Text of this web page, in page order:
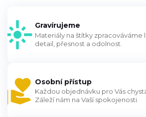
Gravírujeme
Materiály na štítky zpracováváme
detail, přesnost a odolnost.
Osobní přístup
Každou objednávku pro Vás
Záleží nám na Vaší spokojenosti.